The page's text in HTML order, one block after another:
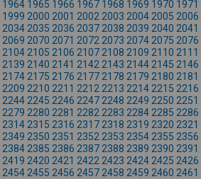
1964 1965 1966 1967 1968 1969 1970 1971
1999 2000 2001 2002 2003 2004 2005 2006
2034 2035 2036 2037 2038 2039 2040 2041
2069 2070 2071 2072 2073 2074 2075 2076
2104 2105 2106 2107 2108 2109 2110 2111
2139 2140 2141 2142 2143 2144 2145 2146
2174 2175 2176 2177 2178 2179 2180 2181
2209 2210 2211 2212 2213 2214 2215 2216
2244 2245 2246 2247 2248 2249 2250 2251
2279 2280 2281 2282 2283 2284 2285 2286
2314 2315 2316 2317 2318 2319 2320 2321
2349 2350 2351 2352 2353 2354 2355 2356
2384 2385 2386 2387 2388 2389 2390 2391
2419 2420 2421 2422 2423 2424 2425 2426
2454 2455 2456 2457 2458 2459 2460 2461